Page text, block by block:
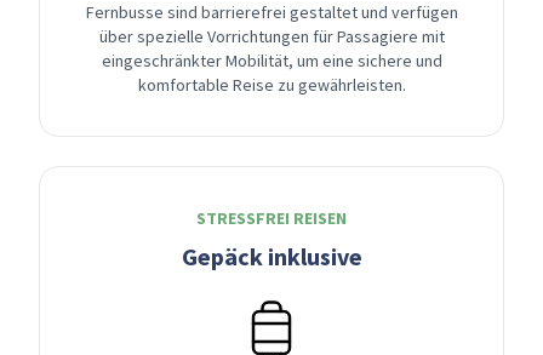
Fernbusse sind barrierefrei gestaltet und verfügen
über spezielle Vorrichtungen für Passagiere mit
eingeschränkter Mobilität, um eine sichere und
komfortable Reise zu gewährleisten.
STRESSFREI REISEN
Gepäck inklusive